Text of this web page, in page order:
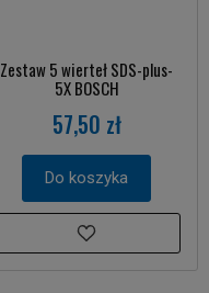
Zestaw 5 wierteł SDS-plus-
5X BOSCH
57,50 zł
Do koszyka